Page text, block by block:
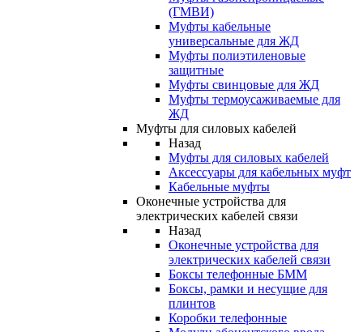
(ГМВИ)
Муфты кабельные
универсальные для ЖД
Муфты полиэтиленовые
защитные
Муфты свинцовые для ЖД
Муфты термоусаживаемые для
ЖД
Муфты для силовых кабелей
Назад
Муфты для силовых кабелей
Аксессуары для кабельных муфт
Кабельные муфты
Оконечные устройства для
электрических кабелей связи
Назад
Оконечные устройства для
электрических кабелей связи
Боксы телефонные БММ
Боксы, рамки и несущие для
плинтов
Коробки телефонные